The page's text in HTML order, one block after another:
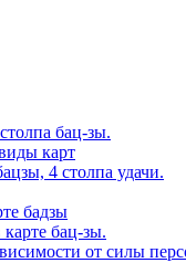
бац-зы.
карт
4 столпа удачи.
бадзы
бац-зы.
от силы